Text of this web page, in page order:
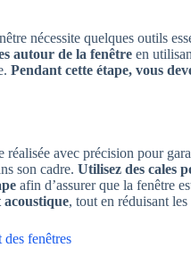
nécessite quelques outils
autour de la fenêtre en
Pendant cette étape, vous
avec précision pour
son cadre. Utilisez des cales
afin d’assurer que la fenêtre
acoustique, tout en réduisant
fenêtres